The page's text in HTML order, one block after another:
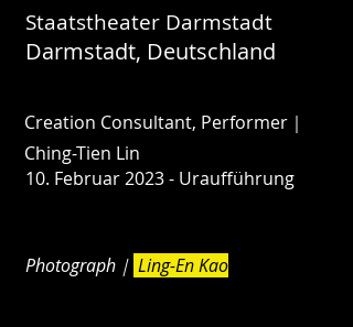
Staatstheater Darmstadt
Darmstadt, Deutschland
Creation Consultant, Performer｜
Ching-Tien Lin
10. Februar 2023 - Uraufführung
Photograph｜ Ling-En Kao